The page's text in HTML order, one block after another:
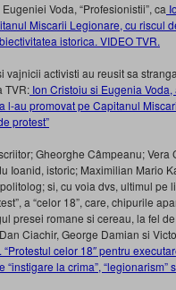
Voda, “Profesionistii”, ca
Miscarii Legionare, cu riscul
istorica. VIDEO TVR.
vajnicii activisti au reusit sa
TVR: Ion Cristoiu si Eugenia
l-au promovat pe Capitanul
protest”
Gheorghe Câmpeanu;
Ioanid, istoric; Maximilian Mario
si, cu voia dvs, ultimul pe
a “celor 18”, care, chipurile
presei romane si cereau, la fel
Ciachir, George Damian si
celor 18″ pentru
la crima”, “legionarism”